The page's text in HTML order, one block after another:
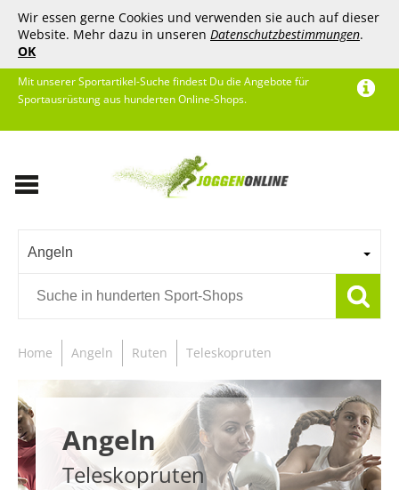
Wir essen gerne Cookies und verwenden sie auch auf dieser
Website. Mehr dazu in unseren Datenschutzbestimmungen.
OK
Mit unserer Sportartikel-Suche findest Du die Angebote für
Sportausrüstung aus hunderten Online-Shops.
Angeln
Home Angeln Ruten Teleskopruten
Angeln
Teleskopruten